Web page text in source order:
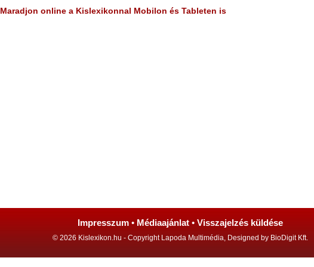
Maradjon online a Kislexikonnal Mobilon és Tableten is
Impresszum • Médiaajánlat • Visszajelzés küldése
© 2026 Kislexikon.hu - Copyright Lapoda Multimédia, Designed by BioDigit Kft.